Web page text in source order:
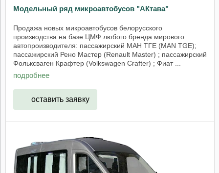
Модельный ряд микроавтобусов "АКтава"
Продажа новых микроавтобусов белорусского
производства на базе ЦМФ любого бренда мирового
автопроизводителя: пассажирский МАН ТГЕ (MAN TGE);
пассажирский Рено Мастер (Renault Master) ; пассажирский
Фольксваген Крафтер (Volkswagen Crafter) ; Фиат ...
подробнее
оставить заявку